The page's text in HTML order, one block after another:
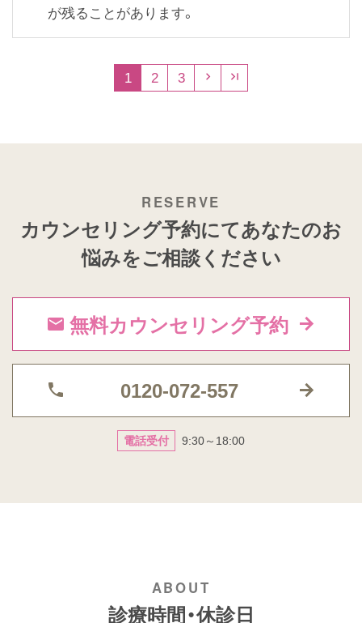
が残ることがあります。
1 2 3  
カウンセリング予約にてあなたのお
悩みをご相談ください
 無料カウンセリング予約
 0120-072-557
電話受付 9:30～18:00
診療時間・休診日